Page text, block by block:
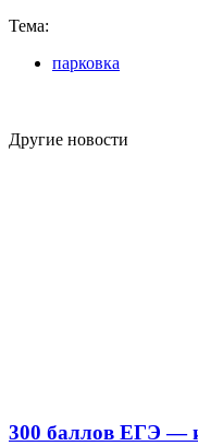
Тема:
парковка
Другие новости
300 баллов ЕГЭ — и